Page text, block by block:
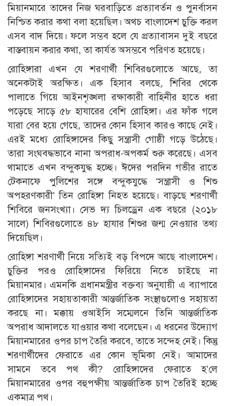
মিয়ানমারে তাদের নিজ ঘরবাড়িতে প্রত্যাবর্তন ও পুনর্বাসন
নিশ্চিত করার কথা বলা হয়েছিল। অথচ বাংলাদেশ চুক্তি করল
এসব বাদ দিয়ে। ফলে সম্ভব হলে যে প্রত্যাবাসন দুই বছরে
বাস্তবায়ন করার কথা, তা কার্যত অসম্ভবে পরিণত হয়েছে।
রোহিঙ্গারা এখন যে শরণার্থী শিবিরগুলোতে আছে, তা
অনেকটাই অরক্ষিত। এক হিসাব বলছে, শিবির থেকে
পালাতে গিয়ে আইনশৃঙ্খলা রক্ষাকারী বাহিনীর হাতে ধরা
পড়েছে সাড়ে ৫৮ হাযারের বেশি রোহিঙ্গা। এর ফাঁক গলে
যারা বের হয়ে গেছে, তাদের কোন হিসাব কারও কাছে নেই।
এরই মধ্যে রোহিঙ্গাদের কিছু সন্ত্রাসী গোষ্ঠী গড়ে উঠেছে।
তারা সংঘবদ্ধভাবে নানা অপরাধ-অপকর্ম শুরু করেছে। এসব
থামাতে এখন বন্দুকযুদ্ধ হচ্ছে। ঈদের পরদিন গভীর রাতে
টেকনাফে পুলিশের সঙ্গে বন্দুকযুদ্ধে ‘সন্ত্রাসী ও শিশু
অপহরণকারী’ তিন রোহিঙ্গা নিহত হয়েছে। বাড়ছে শরণার্থী
শিবিরে জনসংখ্যা। সেভ দ্য চিলড্রেন এক বছরে (২০১৮
সালে) শিবিরগুলোতে ৪৮ হাযার শিশুর জন্ম নেওয়ার তথ্য
দিয়েছিল।
রোহিঙ্গা শরণার্থী নিয়ে সত্যিই বড় বিপদে আছে বাংলাদেশ।
চুক্তির পরও রোহিঙ্গাদের ফিরিয়ে নিতে চাইছে না
মিয়ানমার। এমনকি প্রধানমন্ত্রীর বক্তব্য অনুযায়ী এ ব্যাপারে
রোহিঙ্গাদের সহায়তাকারী আন্তর্জাতিক সংস্থাগুলোও সহায়তা
করছে না। মক্কায় ওআইসি সম্মেলনে তিনি আন্তর্জাতিক
অপরাধ আদালতে যাওয়ার কথা বলেছেন। এ ধরনের উদ্যোগ
মিয়ানমারের ওপর চাপ তৈরি করবে, তাতে সন্দেহ নেই। কিন্তু
শরণার্থীদের ফেরাতে এর কোন ভূমিকা নেই। আমাদের
সামনে তবে পথ কী? রোহিঙ্গাদের ফেরাতে হ’লে
মিয়ানমারের ওপর বহুপক্ষীয় আন্তর্জাতিক চাপ তৈরিই হচ্ছে
একমাত্র পথ।